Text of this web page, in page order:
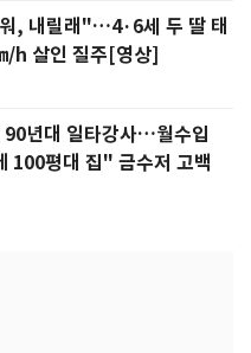
, 내릴래"…4·6세 두 딸 태
/h 살인 질주[영상]
년대 일타강사…월수입
100평대 집" 금수저 고백